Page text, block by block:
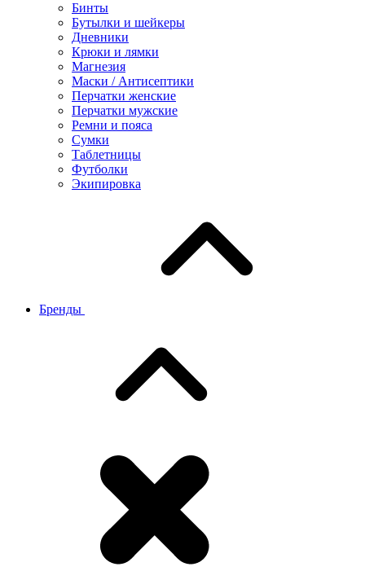
Бинты
Бутылки и шейкеры
Дневники
Крюки и лямки
Магнезия
Маски / Антисептики
Перчатки женские
Перчатки мужские
Ремни и пояса
Сумки
Таблетницы
Футболки
Экипировка
Бренды